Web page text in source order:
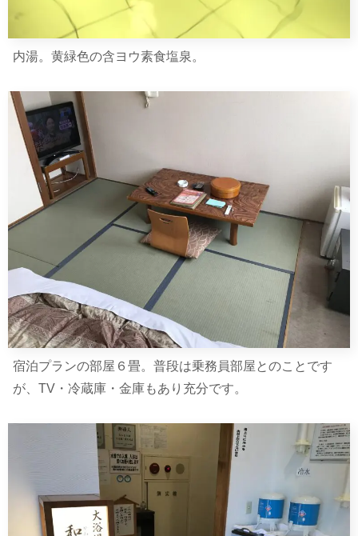
内湯。黄緑色の含ヨウ素食塩泉。
宿泊プランの部屋６畳。普段は乗務員部屋とのことです
が、TV・冷蔵庫・金庫もあり充分です。